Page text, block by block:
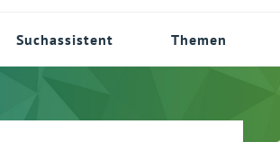
Suchassistent Themen